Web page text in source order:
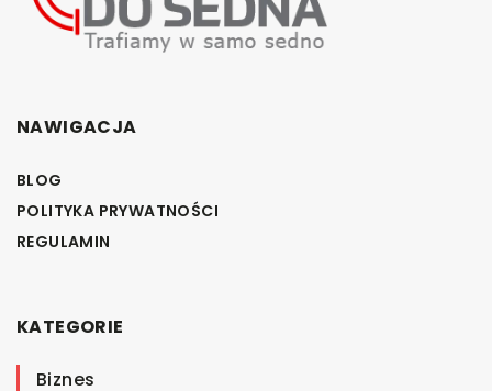
NAWIGACJA
BLOG
POLITYKA PRYWATNOŚCI
REGULAMIN
KATEGORIE
Biznes